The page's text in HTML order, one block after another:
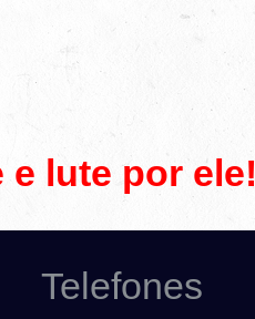
lute por ele!
Telefones